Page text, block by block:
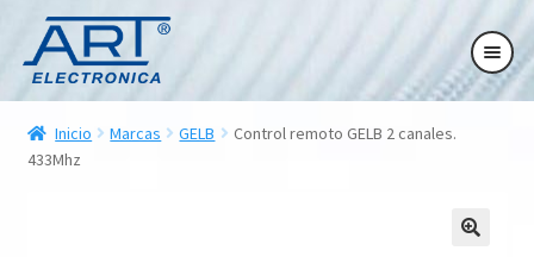
Ir
a
la
navegación
Ir
al
contenido
a
la
al
contenido
Inicio Marcas GELB
Control remoto GELB 2 canales.
433Mhz